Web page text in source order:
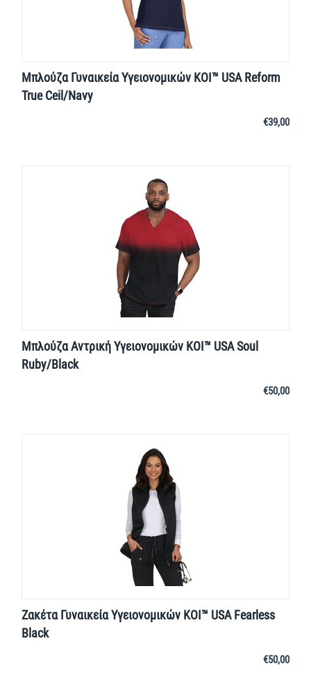
Μπλούζα Γυναικεία Υγειονομικών KOI™ USA Reform
True Ceil/Navy
€39,00
Μπλούζα Αντρική Υγειονομικών KOI™ USA Soul
Ruby/Black
€50,00
Ζακέτα Γυναικεία Υγειονομικών KOI™ USA Fearless
Black
€50,00